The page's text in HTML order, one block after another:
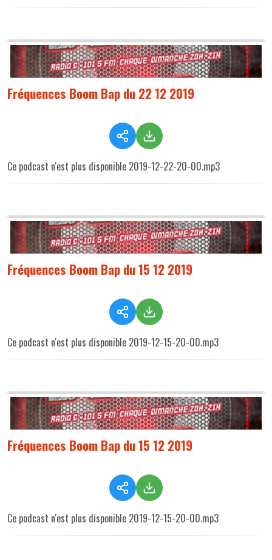
Fréquences Boom Bap du 22 12 2019
Ce podcast n'est plus disponible 2019-12-22-20-00.mp3
Fréquences Boom Bap du 15 12 2019
Ce podcast n'est plus disponible 2019-12-15-20-00.mp3
Fréquences Boom Bap du 15 12 2019
Ce podcast n'est plus disponible 2019-12-15-20-00.mp3